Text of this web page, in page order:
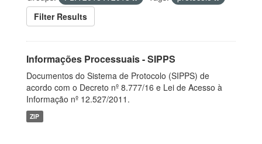
Filter Results
Informações Processuais - SIPPS
Documentos do Sistema de Protocolo (SIPPS) de
acordo com o Decreto nº 8.777/16 e Lei de Acesso à
Informação nº 12.527/2011.
ZIP